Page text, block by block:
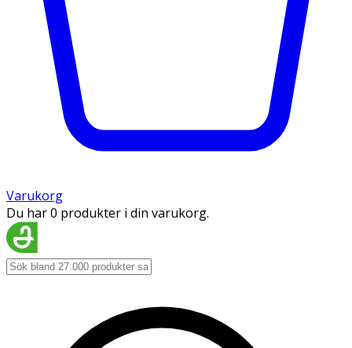
Varukorg
Du har 0 produkter i din varukorg.